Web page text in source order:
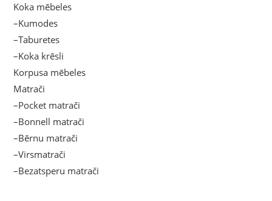
Koka mēbeles
–Kumodes
–Taburetes
–Koka krēsli
Korpusa mēbeles
Matrači
–Pocket matrači
–Bonnell matrači
–Bērnu matrači
–Virsmatrači
–Bezatsperu matrači